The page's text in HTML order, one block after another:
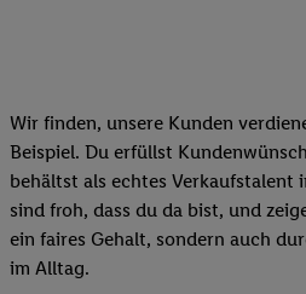
Wir finden, unsere Kunden
Beispiel. Du erfüllst
behältst als echtes Verkaufstalent
sind froh, dass du da bist, und
ein faires Gehalt, sondern auch
im Alltag.